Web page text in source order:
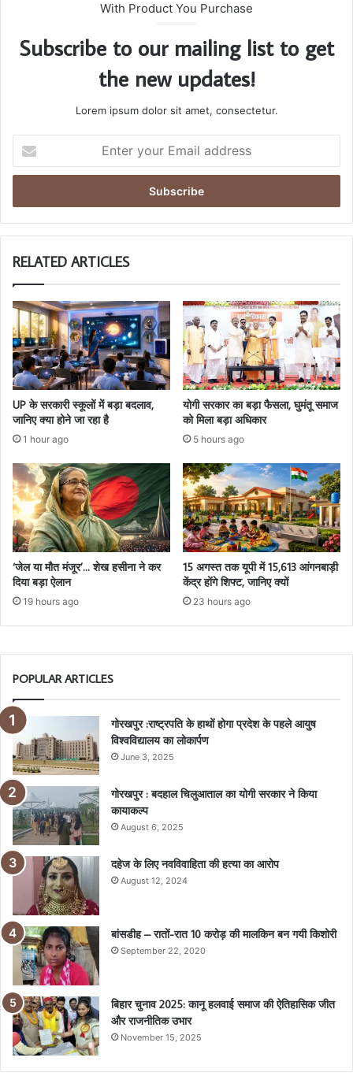
With Product You Purchase
Subscribe to our mailing list to get
the new updates!
Lorem ipsum dolor sit amet, consectetur.
your
Email
RELATED ARTICLES
UP के सरकारी स्कूलों में बड़ा बदलाव,
जानिए क्या होने जा रहा है
1 hour ago
योगी सरकार का बड़ा फैसला, घुमंतू समाज
को मिला बड़ा अधिकार
5 hours ago
‘जेल या मौत मंजूर’… शेख हसीना ने कर
दिया बड़ा ऐलान
19 hours ago
15 अगस्त तक यूपी में 15,613 आंगनबाड़ी
केंद्र होंगे शिफ्ट, जानिए क्यों
23 hours ago
POPULAR ARTICLES
गोरखपुर :राष्ट्रपति के हाथों होगा प्रदेश के पहले आयुष
विश्वविद्यालय का लोकार्पण
June 3, 2025
गोरखपुर : बदहाल चिलुआताल का योगी सरकार ने किया
कायाकल्प
August 6, 2025
दहेज के लिए नवविवाहिता की हत्या का आरोप
August 12, 2024
बांसडीह – रातों-रात 10 करोड़ की मालकिन बन गयी किशोरी
September 22, 2020
बिहार चुनाव 2025: कानू हलवाई समाज की ऐतिहासिक जीत
और राजनीतिक उभार
November 15, 2025